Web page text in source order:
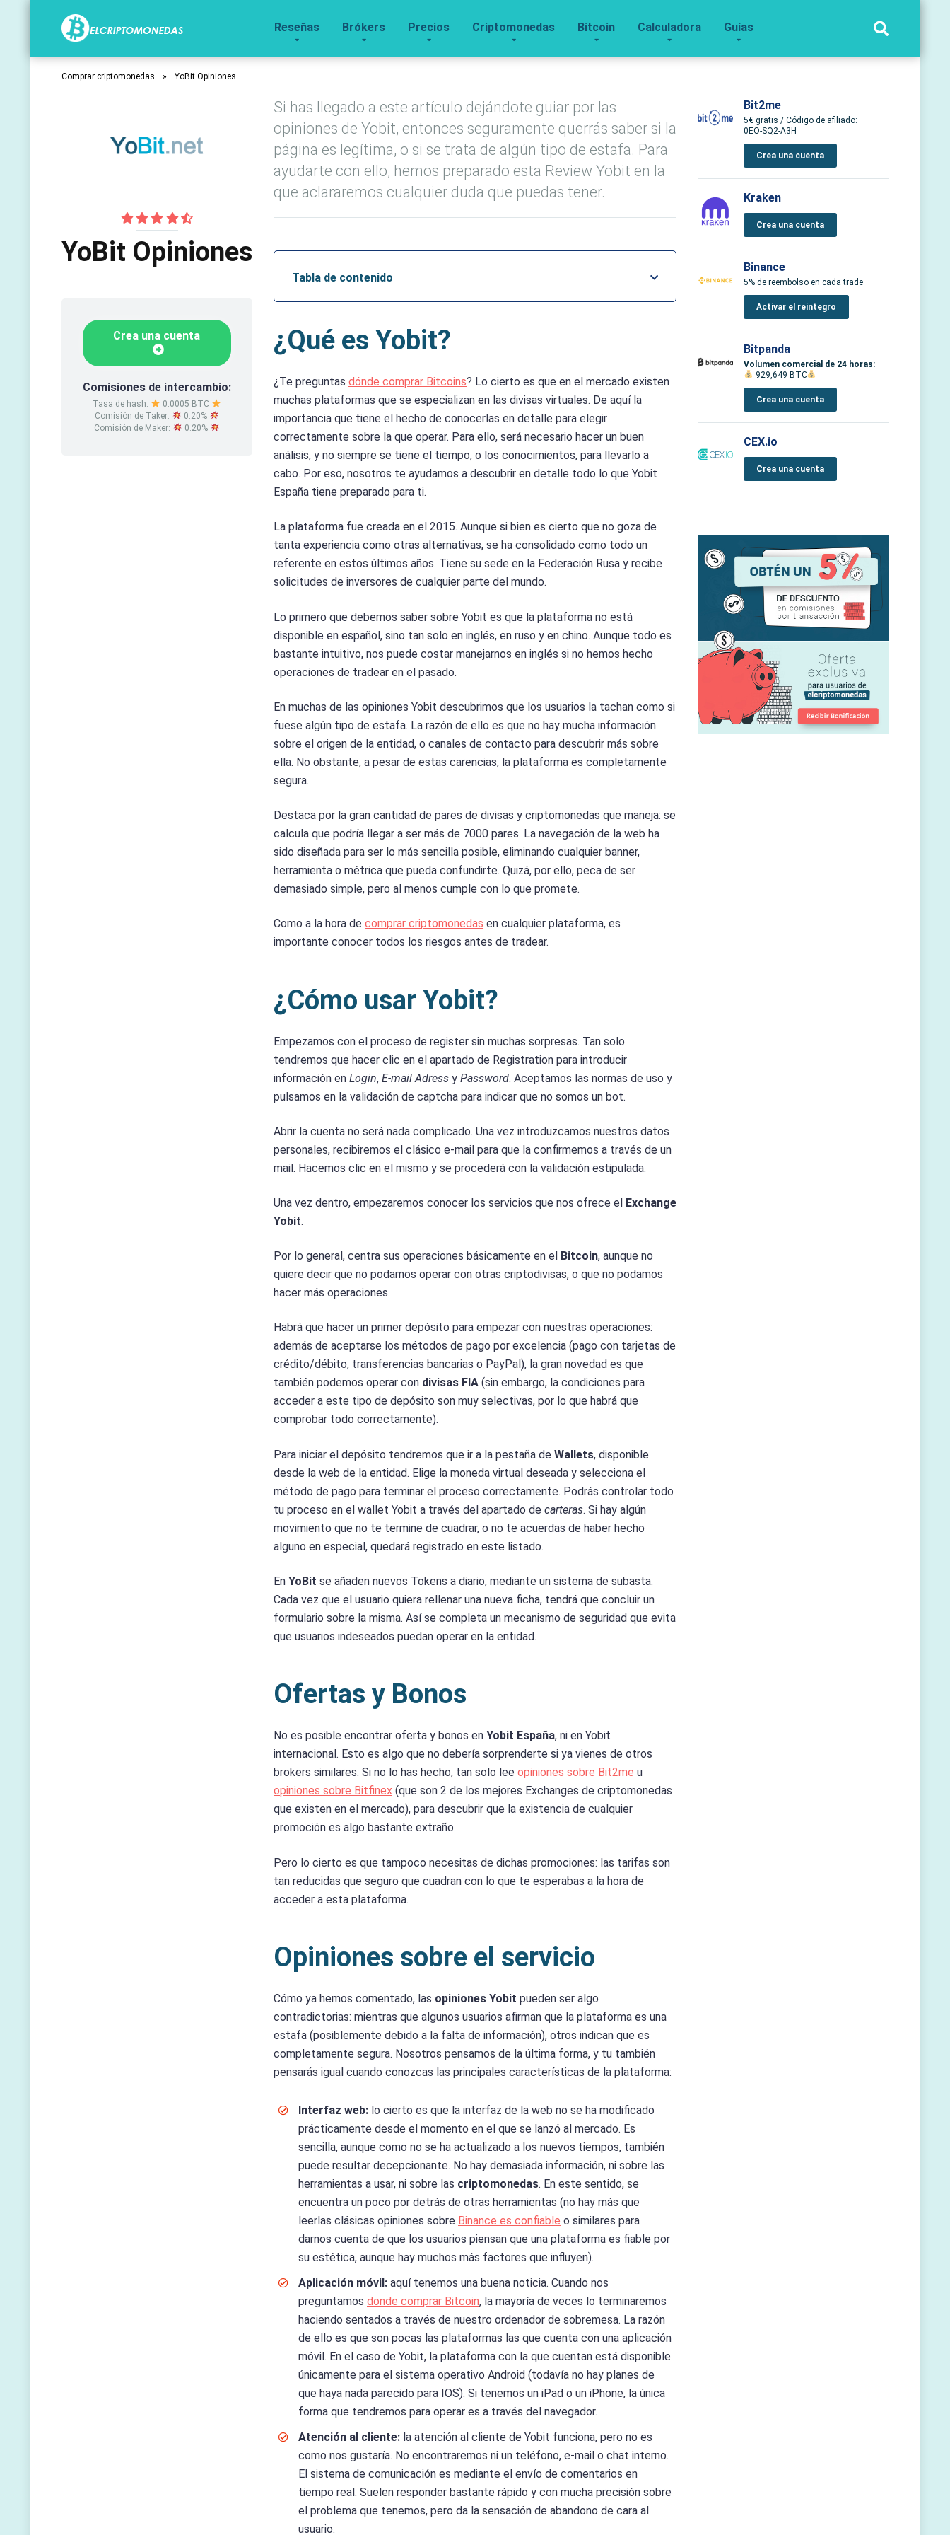
Reseñas Brókers Precios Criptomonedas Bitcoin Calculadora Guías
Comprar criptomonedas » YoBit Opiniones
YoBit Opiniones
Crea una cuenta
Comisiones de intercambio:
Tasa de hash:
0.0005 BTC
Comisión de Taker:
0.20%
Comisión de Maker:
0.20%
Si has llegado a este artículo dejándote guiar por las
opiniones de Yobit, entonces seguramente querrás saber si la
página es legítima, o si se trata de algún tipo de estafa. Para
ayudarte con ello, hemos preparado esta Review Yobit en la
que aclararemos cualquier duda que puedas tener.
Tabla de contenido
¿Qué es Yobit?
¿Te preguntasdónde comprar Bitcoins? Lo cierto es que en el mercado existen
muchas plataformas que se especializan en las divisas virtuales. De aquí la
importancia que tiene el hecho de conocerlas en detalle para elegir
correctamente sobre la que operar. Para ello, será necesario hacer un buen
análisis, y no siempre se tiene el tiempo, o los conocimientos, para llevarlo a
cabo. Por eso, nosotros te ayudamos a descubrir en detalle todo lo que Yobit
España tiene preparado para ti.
La plataforma fue creada en el 2015. Aunque si bien es cierto que no goza de
tanta experiencia como otras alternativas, se ha consolidado como todo un
referente en estos últimos años. Tiene su sede en la Federación Rusa y recibe
solicitudes de inversores de cualquier parte del mundo.
Lo primero que debemos saber sobre Yobit es que la plataforma no está
disponible en español, sino tan solo en inglés, en ruso y en chino. Aunque todo es
bastante intuitivo, nos puede costar manejarnos en inglés si no hemos hecho
operaciones de tradear en el pasado.
En muchas de las opiniones Yobit descubrimos que los usuarios la tachan como si
fuese algún tipo de estafa. La razón de ello es que no hay mucha información
sobre el origen de la entidad, o canales de contacto para descubrir más sobre
ella. No obstante, a pesar de estas carencias, la plataforma es completamente
segura.
Destaca por la gran cantidad de pares de divisas y criptomonedas que maneja: se
calcula que podría llegar a ser más de 7000 pares. La navegación de la web ha
sido diseñada para ser lo más sencilla posible, eliminando cualquier banner,
herramienta o métrica que pueda confundirte. Quizá, por ello, peca de ser
demasiado simple, pero al menos cumple con lo que promete.
Como a la hora decomprar criptomonedas en cualquier plataforma, es
importante conocer todos los riesgos antes de tradear.
¿Cómo usar Yobit?
Empezamos con el proceso de register sin muchas sorpresas. Tan solo
tendremos que hacer clic en el apartado de Registration para introducir
información enLogin,E-mail Adress yPassword. Aceptamos las normas de uso y
pulsamos en la validación de captcha para indicar que no somos un bot.
Abrir la cuenta no será nada complicado. Una vez introduzcamos nuestros datos
personales, recibiremos el clásico e-mail para que la confirmemos a través de un
mail. Hacemos clic en el mismo y se procederá con la validación estipulada.
Una vez dentro, empezaremos conocer los servicios que nos ofrece el Exchange
Yobit.
Por lo general, centra sus operaciones básicamente en el Bitcoin, aunque no
quiere decir que no podamos operar con otras criptodivisas, o que no podamos
hacer más operaciones.
Habrá que hacer un primer depósito para empezar con nuestras operaciones:
además de aceptarse los métodos de pago por excelencia (pago con tarjetas de
crédito/débito, transferencias bancarias o PayPal), la gran novedad es que
también podemos operar con divisas FIA(sin embargo, la condiciones para
acceder a este tipo de depósito son muy selectivas, por lo que habrá que
comprobar todo correctamente).
Para iniciar el depósito tendremos que ir a la pestaña deWallets, disponible
desde la web de la entidad. Elige la moneda virtual deseada y selecciona el
método de pago para terminar el proceso correctamente. Podrás controlar todo
tu proceso en el wallet Yobit a través del apartado de carteras. Si hay algún
movimiento que no te termine de cuadrar, o no te acuerdas de haber hecho
alguno en especial, quedará registrado en este listado.
EnYoBit se añaden nuevos Tokens a diario, mediante un sistema de subasta.
Cada vez que el usuario quiera rellenar una nueva ficha, tendrá que concluir un
formulario sobre la misma. Así se completa un mecanismo de seguridad que evita
que usuarios indeseados puedan operar en la entidad.
Ofertas y Bonos
No es posible encontrar oferta y bonos enYobit España, ni en Yobit
internacional. Esto es algo que no debería sorprenderte si ya vienes de otros
brokers similares. Si no lo has hecho, tan solo leeopiniones sobre Bit2me u
opiniones sobre Bitfinex (que son 2 de los mejores Exchanges de criptomonedas
que existen en el mercado), para descubrir que la existencia de cualquier
promoción es algo bastante extraño.
Pero lo cierto es que tampoco necesitas de dichas promociones: las tarifas son
tan reducidas que seguro que cuadran con lo que te esperabas a la hora de
acceder a esta plataforma.
Opiniones sobre el servicio
Cómo ya hemos comentado, las opiniones Yobit pueden ser algo
contradictorias: mientras que algunos usuarios afirman que la plataforma es una
estafa (posiblemente debido a la falta de información), otros indican que es
completamente segura. Nosotros pensamos de la última forma, y tu también
pensarás igual cuando conozcas las principales características de la plataforma:
Interfaz web: lo cierto es que la interfaz de la web no se ha modificado
prácticamente desde el momento en el que se lanzó al mercado. Es
sencilla, aunque como no se ha actualizado a los nuevos tiempos, también
puede resultar decepcionante. No hay demasiada información, ni sobre las
herramientas a usar, ni sobre las criptomonedas. En este sentido, se
encuentra un poco por detrás de otras herramientas (no hay más que
leer las clásicas opiniones sobre Binance es confiable o similares para
darnos cuenta de que los usuarios piensan que una plataforma es fiable por
su estética, aunque hay muchos más factores que influyen).
Aplicación móvil:aquí tenemos una buena noticia. Cuando nos
preguntamosdonde comprar Bitcoin, la mayoría de veces lo terminaremos
haciendo sentados a través de nuestro ordenador de sobremesa. La razón
de ello es que son pocas las plataformas las que cuenta con una aplicación
móvil. En el caso de Yobit, la plataforma con la que cuentan está disponible
únicamente para el sistema operativo Android (todavía no hay planes de
que haya nada parecido para IOS). Si tenemos un iPad o un iPhone, la única
forma que tendremos para operar es a través del navegador.
Atención al cliente: la atención al cliente de Yobit funciona, pero no es
como nos gustaría. No encontraremos ni un teléfono, e-mail o chat interno.
El sistema de comunicación es mediante el envío de comentarios en
tiempo real. Suelen responder bastante rápido y con mucha precisión sobre
el problema que tenemos, pero da la sensación de abandono de cara al
usuario.
Bit2me
5€ gratis / Código de afiliado:
0EO-SQ2-A3H
Crea una cuenta
Kraken
Crea una cuenta
Binance
5% de reembolso en cada trade
Activar el reintegro
Bitpanda
Volumen comercial de 24 horas:
929,649 BTC
Crea una cuenta
CEX.io
Crea una cuenta